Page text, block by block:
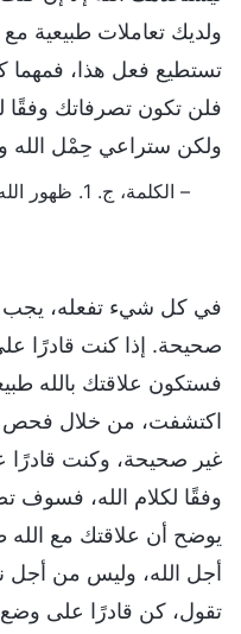
ولديك تعاملات طبيعية
تستطيع فعل هذا، فمهما
فلن تكون تصرفاتك وفقًا
ولكن ستراعي حِمْل الله
– الكلمة، ج.
في كل شيء تفعله، يجب
صحيحة. إذا كنت قادرًا
فستكون علاقتك بالله
اكتشفت، من خلال فحص
غير صحيحة، وكنت قادرًا
وفقًا لكلام الله، فسوف
يوضح أن علاقتك مع الله
أجل الله، وليس من
تقول، كن قادرًا على